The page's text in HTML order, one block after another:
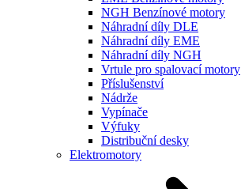
NGH Benzínové motory
Náhradní díly DLE
Náhradní díly EME
Náhradní díly NGH
Vrtule pro spalovací motory
Příslušenství
Nádrže
Vypínače
Výfuky
Distribuční desky
Elektromotory